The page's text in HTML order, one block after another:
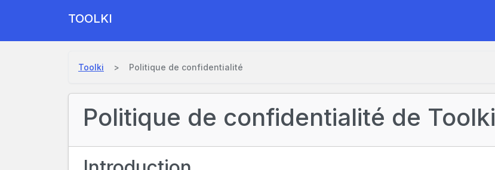
TOOLKI
Toolki Politique de confidentialité
Politique de confidentialité de Toolki